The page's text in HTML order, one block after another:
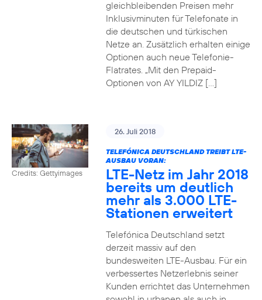
gleichbleibenden Preisen mehr
Inklusivminuten für Telefonate in
die deutschen und türkischen
Netze an. Zusätzlich erhalten einige
Optionen auch neue Telefonie-
Flatrates. „Mit den Prepaid-
Optionen von AY YILDIZ […]
Credits: Gettyimages
26. Juli 2018
TELEFÓNICA DEUTSCHLAND TREIBT LTE-
AUSBAU VORAN:
LTE-Netz im Jahr 2018
bereits um deutlich
mehr als 3.000 LTE-
Stationen erweitert
Telefónica Deutschland setzt
derzeit massiv auf den
bundesweiten LTE-Ausbau. Für ein
verbessertes Netzerlebnis seiner
Kunden errichtet das Unternehmen